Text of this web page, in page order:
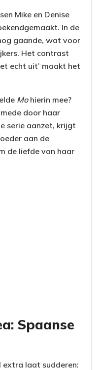
Mike en Denise
In de
gaande, wat voor
Het contrast
echt uit’ maakt het
Mohierin mee?
door haar
serie aanzet, krijgt
aan de
de liefde van haar
Spaanse
extra laat sudderen: